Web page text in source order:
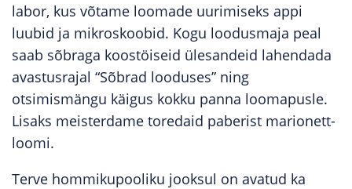
labor, kus võtame loomade uurimiseks appi
luubid ja mikroskoobid. Kogu loodusmaja peal
saab sõbraga koostöiseid ülesandeid lahendada
avastusrajal “Sõbrad looduses” ning
otsimismängu käigus kokku panna loomapusle.
Lisaks meisterdame toredaid paberist marionett-
loomi.
Terve hommikupooliku jooksul on avatud ka